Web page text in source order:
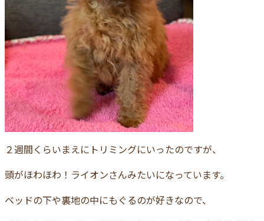
２週間くらいまえにトリミングにいったのですが、
頭がほわほわ！ライオンさんみたいになっています。
ベッドの下や裏地の中にもぐるのが好きなので、